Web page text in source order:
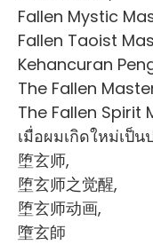
Fallen Mystic
Fallen Taoist
Kehancuran
The Fallen
The Fallen Spirit
เมื่อผมเกิดใหม่เป็น
堕玄师,
堕玄师之觉醒,
堕玄师动画,
墮玄師